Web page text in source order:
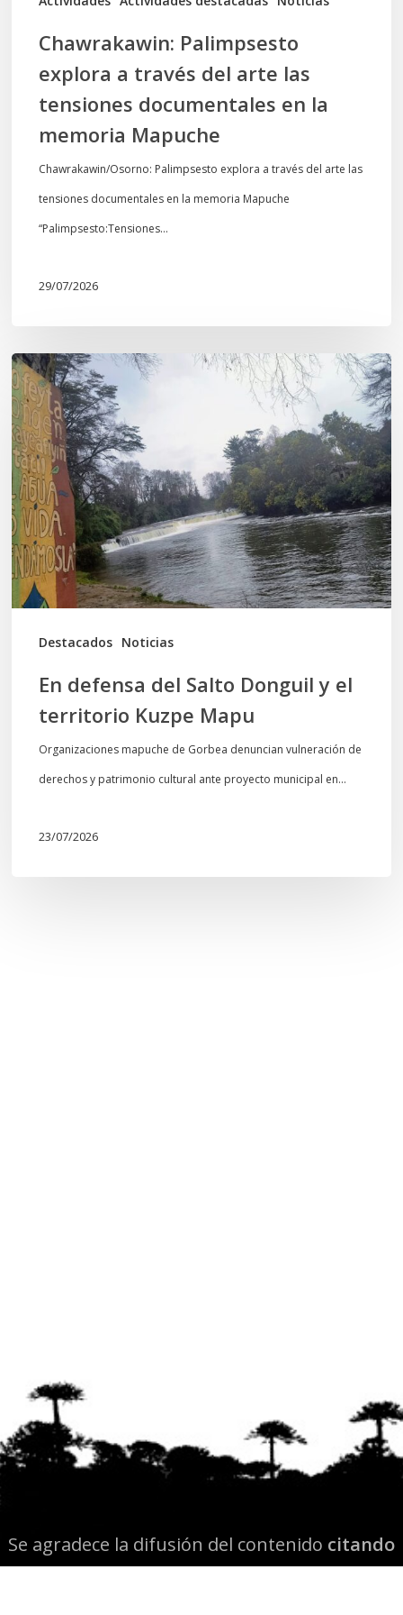
memoria
Mapuche
Chawrakawin: Palimpsesto
explora a través del arte las
tensiones documentales en la
memoria Mapuche
Chawrakawin/Osorno: Palimpsesto explora a través del arte las
tensiones documentales en la memoria Mapuche
“Palimpsesto:Tensiones…
29/07/2026
Destacados Noticias
En
defensa
del
Salto
Donguil
y
el
territorio
Kuzpe
Mapu
En defensa del Salto Donguil y el
territorio Kuzpe Mapu
Organizaciones mapuche de Gorbea denuncian vulneración de
derechos y patrimonio cultural ante proyecto municipal en…
23/07/2026
Se agradece la difusión del contenido citando
la fuente www.mapuexpress.org